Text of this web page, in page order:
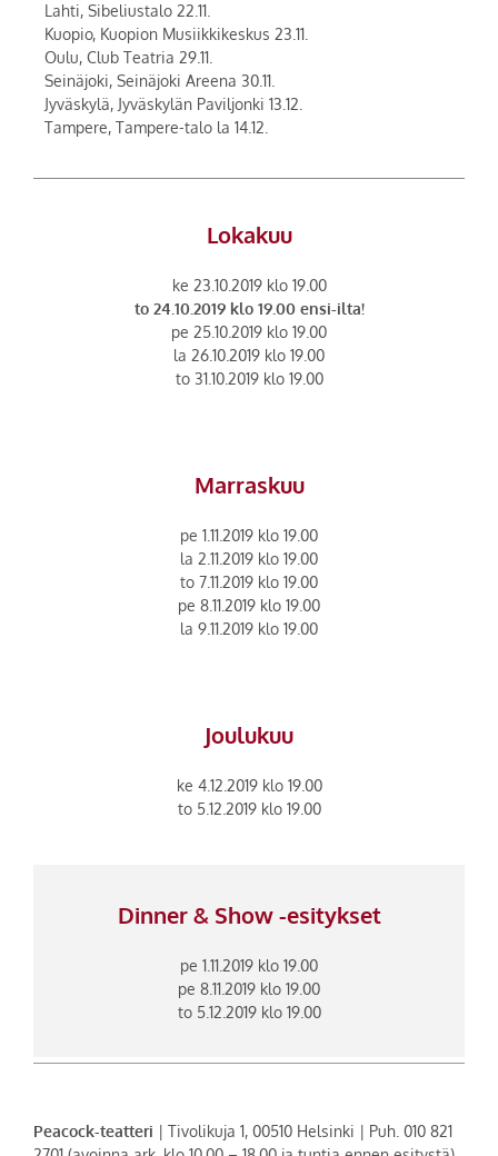
Lahti, Sibeliustalo 22.11.
Kuopio, Kuopion Musiikkikeskus 23.11.
Oulu, Club Teatria 29.11.
Seinäjoki, Seinäjoki Areena 30.11.
Jyväskylä, Jyväskylän Paviljonki 13.12.
Tampere, Tampere-talo la 14.12.
Lokakuu
ke 23.10.2019 klo 19.00
to 24.10.2019 klo 19.00 ensi-ilta!
pe 25.10.2019 klo 19.00
la 26.10.2019 klo 19.00
to 31.10.2019 klo 19.00
Marraskuu
pe 1.11.2019 klo 19.00
la 2.11.2019 klo 19.00
to 7.11.2019 klo 19.00
pe 8.11.2019 klo 19.00
la 9.11.2019 klo 19.00
Joulukuu
ke 4.12.2019 klo 19.00
to 5.12.2019 klo 19.00
Dinner & Show -esitykset
pe 1.11.2019 klo 19.00
pe 8.11.2019 klo 19.00
to 5.12.2019 klo 19.00
Peacock-teatteri | Tivolikuja 1, 00510 Helsinki | Puh. 010 821